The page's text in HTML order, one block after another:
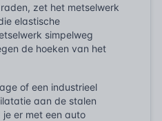
zet het metselwerk
elastische
simpelweg
de hoeken van het
of een industrieel
aan de stalen
je er met een auto